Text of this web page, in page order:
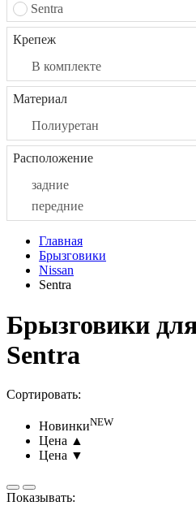
Sentra
Крепеж
В комплекте
Материал
Полиуретан
Расположение
задние
передние
Главная
Брызговики
Nissan
Sentra
Брызговики
Sentra
Сортировать:
НовинкиNEW
Цена ▲
Цена ▼
Показывать: